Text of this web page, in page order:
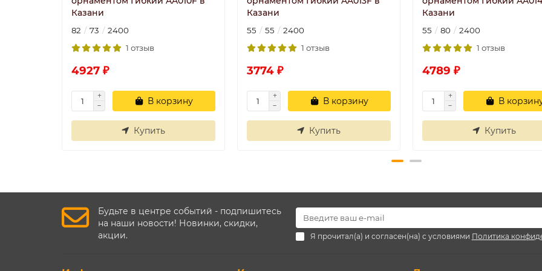
Казани
82 73
2400
1 отзыв
4927 ₽
В корзину
Купить
Казани
55 55
2400
1 отзыв
3774 ₽
В корзину
Купить
Казани
55 80
2400
1 отзыв
4789 ₽
В
Купить
Будьте в центре событий - подпишитесь
на наши новости! Новинки, скидки,
акции.
Я прочитал(а) и согласен(на) с условиями Политика